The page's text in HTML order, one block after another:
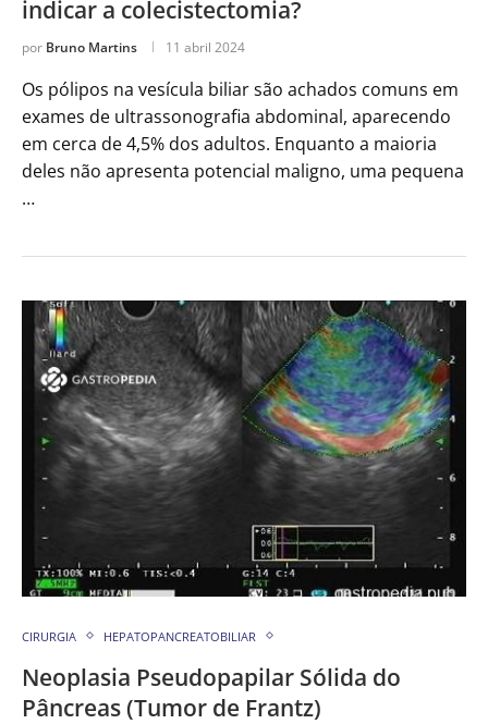
indicar a colecistectomia?
por Bruno Martins 11 abril 2024
Os pólipos na vesícula biliar são achados comuns em
exames de ultrassonografia abdominal, aparecendo
em cerca de 4,5% dos adultos. Enquanto a maioria
deles não apresenta potencial maligno, uma pequena
…
CIRURGIA HEPATOPANCREATOBILIAR
Neoplasia Pseudopapilar Sólida do
Pâncreas (Tumor de Frantz)